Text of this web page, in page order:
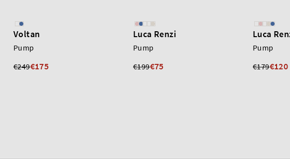
Voltan
Pump
€249€175
Luca Renzi
Pump
€199€75
Luca
Pump
€179€120